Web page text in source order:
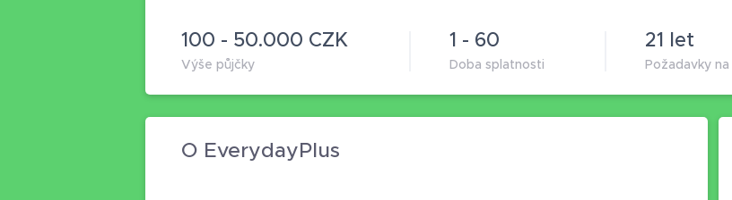
100 - 50.000 CZK
Výše půjčky
1 - 60
Doba splatnosti
21 let
Požadavky
O EverydayPlus